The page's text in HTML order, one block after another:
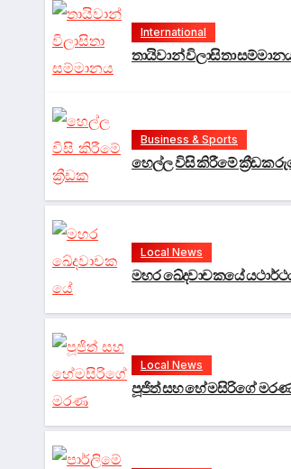
International
තායිවාන් විලාසිතා
Business & Sports
හෙල්ල විසි කිරීමේ ක්‍රීඩක
Local News
මහර ඛේදවාචකයේ
Local News
පූජිත් සහ හේමසිරිගේ මරණ